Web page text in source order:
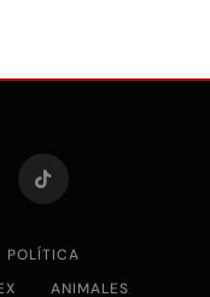
POLÍTICA
ANIMALES